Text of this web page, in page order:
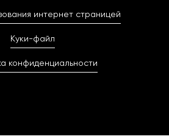
интернет страницей
Куки-файл
конфиденциальности